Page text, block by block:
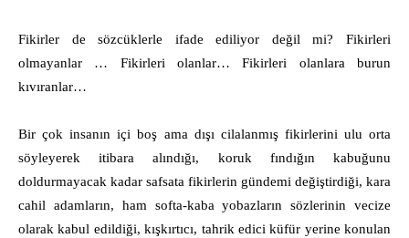
Fikirler de sözcüklerle ifade ediliyor değil mi? Fikirleri
olmayanlar … Fikirleri olanlar… Fikirleri olanlara burun
kıvıranlar…
Bir çok insanın içi boş ama dışı cilalanmış fikirlerini ulu orta
söyleyerek itibara alındığı, koruk fındığın kabuğunu
doldurmayacak kadar safsata fikirlerin gündemi değiştirdiği, kara
cahil adamların, ham softa-kaba yobazların sözlerinin vecize
olarak kabul edildiği, kışkırtıcı, tahrik edici küfür yerine konulan